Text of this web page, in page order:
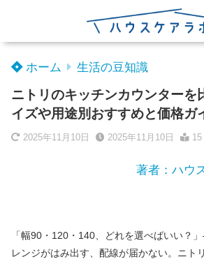
ホーム 生活の豆知識
ニトリのキッチンカウンターを
イズや用途別おすすめと価格ガ
2025年11月10日 2025年11月10日 15
著者：ハウ
「幅90・120・140、どれを選べばいい？
レンジがはみ出す、配線が届かない。ニト